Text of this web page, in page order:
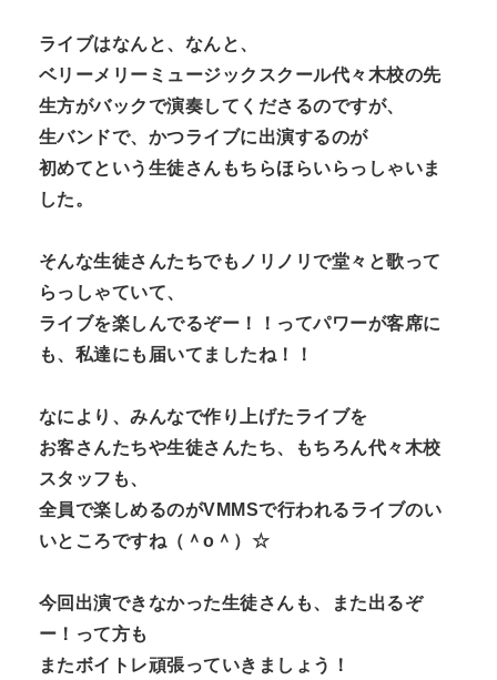
ライブはなんと、なんと、
ベリーメリーミュージックスクール代々木校の先
生方がバックで演奏してくださるのですが、
生バンドで、かつライブに出演するのが
初めてという生徒さんもちらほらいらっしゃいま
した。
そんな生徒さんたちでもノリノリで堂々と歌って
らっしゃていて、
ライブを楽しんでるぞー！！ってパワーが客席に
も、私達にも届いてましたね！！
なにより、みんなで作り上げたライブを
お客さんたちや生徒さんたち、もちろん代々木校
スタッフも、
全員で楽しめるのがVMMSで行われるライブのい
いところですね（＾o＾）☆
今回出演できなかった生徒さんも、また出るぞ
ー！って方も
またボイトレ頑張っていきましょう！